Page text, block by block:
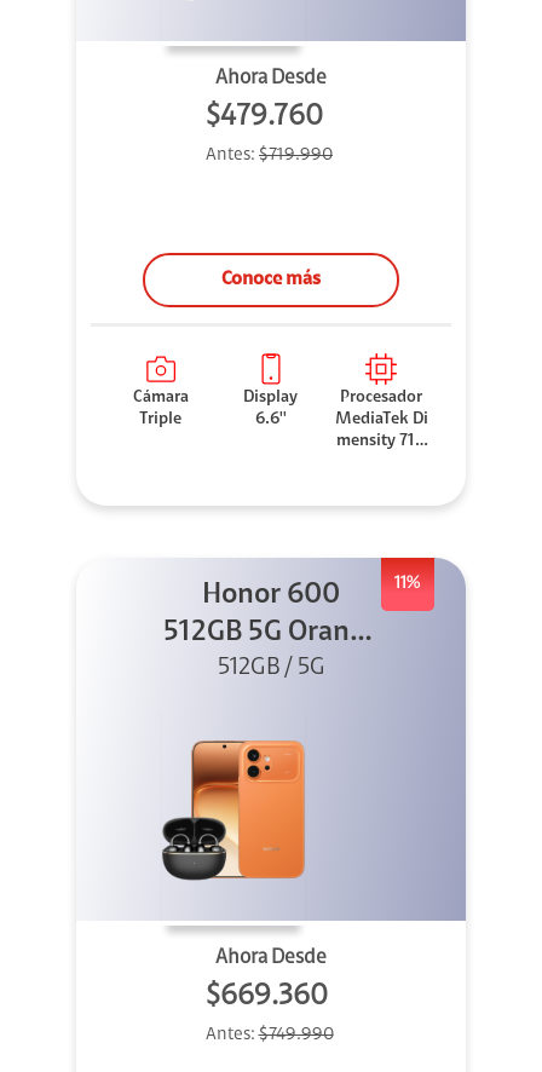
Ahora Desde
$479.760
Antes: $719.990
Conoce más
Cámara
Triple
Display
6.6''
Procesador
MediaTek Di
mensity 710
11%
Honor 600
512GB 5G Orange
+ Clip 2
512GB / 5G
Ahora Desde
$669.360
Antes:$749.990